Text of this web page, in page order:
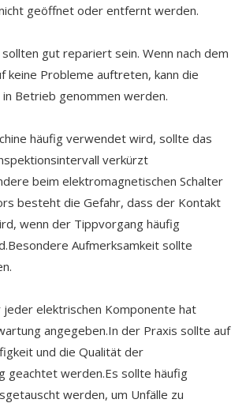
geöffnet oder entfernt werden.
gut repariert sein. Wenn nach dem
keine Probleme auftreten, kann die
Betrieb genommen werden.
häufig verwendet wird, sollte das
verkürzt
beim elektromagnetischen Schalter
besteht die Gefahr, dass der Kontakt
wenn der Tippvorgang häufig
Aufmerksamkeit sollte
elektrischen Komponente hat
angegeben.In der Praxis sollte auf
und die Qualität der
geachtet werden.Es sollte häufig
werden, um Unfälle zu